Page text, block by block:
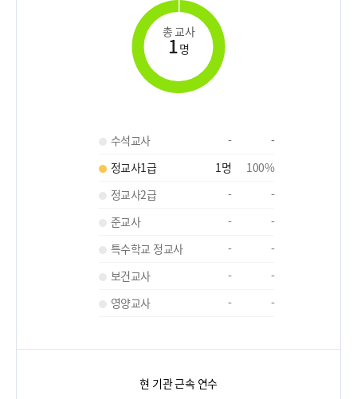
총 교사
1명
수석교사 -
-
정교사1급
1명 100%
정교사2급
-
-
준교사
-
-
특수학교 정교사
-
-
보건교사
-
-
영양교사
- -
현 기관 근속 연수